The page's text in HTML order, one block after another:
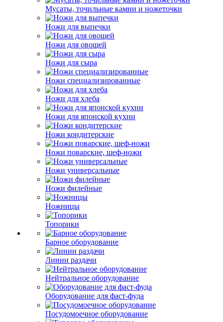
Мусаты, точильные камни и ножеточки
Ножи для выпечки
Ножи для овощей
Ножи для сыра
Ножи специализированные
Ножи для хлеба
Ножи для японской кухни
Ножи кондитерские
Ножи поварские, шеф-ножи
Ножи универсальные
Ножи филейные
Ножницы
Топорики
Барное оборудование
Линии раздачи
Нейтральное оборудование
Оборудование для фаст-фуда
Посудомоечное оборудование